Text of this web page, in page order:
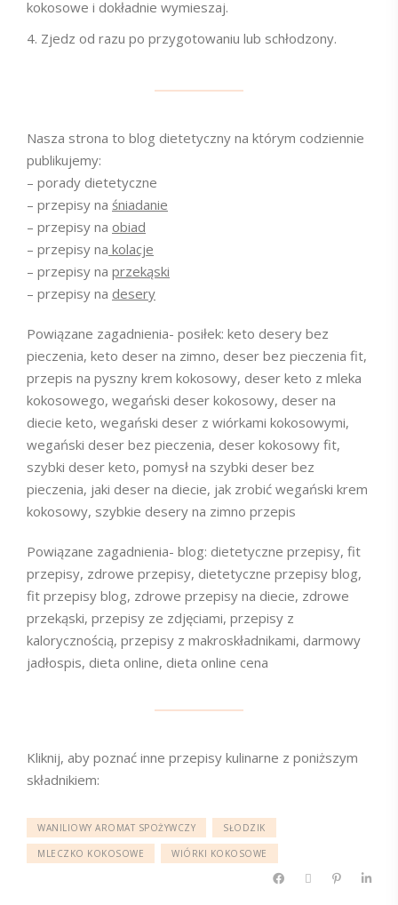
kokosowe i dokładnie wymieszaj.
Zjedz od razu po przygotowaniu lub schłodzony.
Nasza strona to blog dietetyczny na którym codziennie
publikujemy:
– porady dietetyczne
– przepisy na śniadanie
– przepisy na obiad
– przepisy na kolacje
– przepisy na przekąski
– przepisy na desery
Powiązane zagadnienia- posiłek: keto desery bez
pieczenia, keto deser na zimno, deser bez pieczenia fit,
przepis na pyszny krem kokosowy, deser keto z mleka
kokosowego, wegański deser kokosowy, deser na
diecie keto, wegański deser z wiórkami kokosowymi,
wegański deser bez pieczenia, deser kokosowy fit,
szybki deser keto, pomysł na szybki deser bez
pieczenia, jaki deser na diecie, jak zrobić wegański krem
kokosowy, szybkie desery na zimno przepis
Powiązane zagadnienia- blog: dietetyczne przepisy, fit
przepisy, zdrowe przepisy, dietetyczne przepisy blog,
fit przepisy blog, zdrowe przepisy na diecie, zdrowe
przekąski, przepisy ze zdjęciami, przepisy z
kalorycznością, przepisy z makroskładnikami, darmowy
jadłospis, dieta online, dieta online cena
Kliknij, aby poznać inne przepisy kulinarne z poniższym
składnikiem:
WANILIOWY AROMAT SPOŻYWCZY SŁODZIK
MLECZKO KOKOSOWE WIÓRKI KOKOSOWE